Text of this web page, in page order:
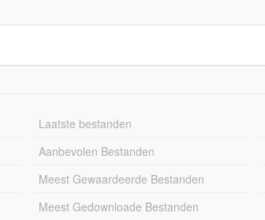
Laatste bestanden
Aanbevolen Bestanden
Meest Gewaardeerde Bestanden
Meest Gedownloade Bestanden